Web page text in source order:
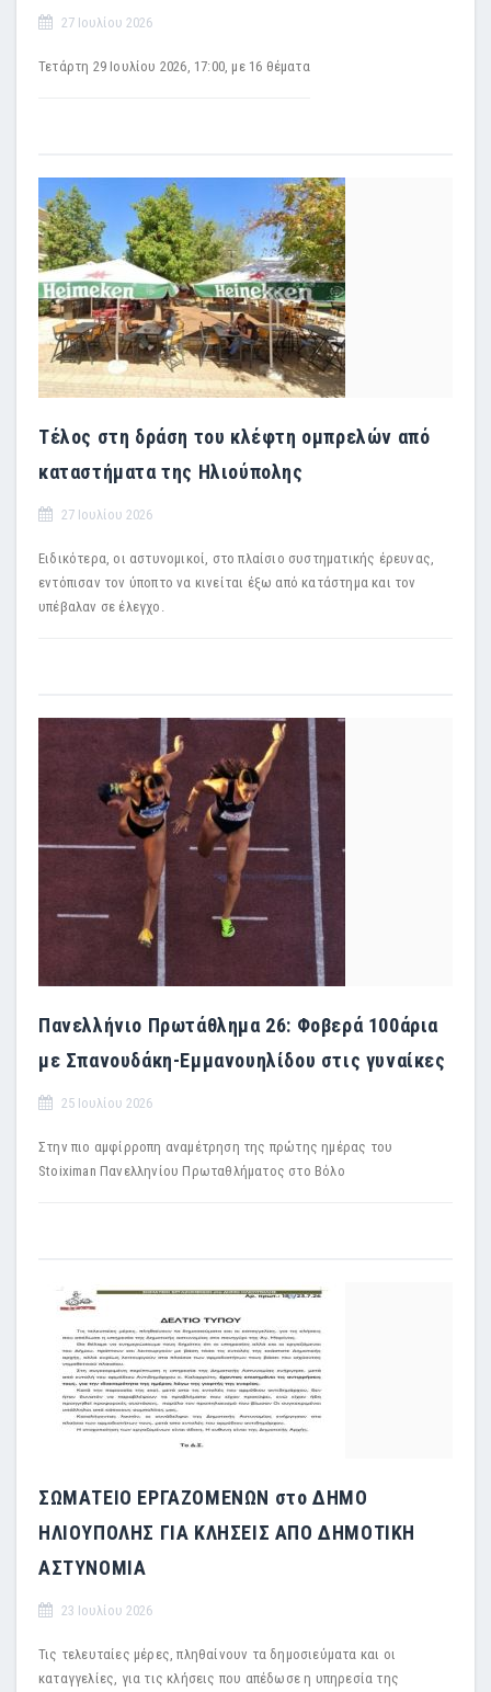
27 Ιουλίου 2026
Τετάρτη 29 Iουλίου 2026, 17:00, με 16 θέματα
Τέλος στη δράση του κλέφτη ομπρελών από
καταστήματα της Ηλιούπολης
27 Ιουλίου 2026
Ειδικότερα, οι αστυνομικοί, στο πλαίσιο συστηματικής έρευνας,
εντόπισαν τον ύποπτο να κινείται έξω από κατάστημα και τον
υπέβαλαν σε έλεγχο.
Πανελλήνιο Πρωτάθλημα 26: Φοβερά 100άρια
με Σπανουδάκη-Εμμανουηλίδου στις γυναίκες
25 Ιουλίου 2026
Στην πιο αμφίρροπη αναμέτρηση της πρώτης ημέρας του
Stoiximan Πανελληνίου Πρωταθλήματος στο Βόλο
ΣΩΜΑΤΕΙΟ ΕΡΓΑΖΟΜΕΝΩΝ στο ΔΗΜΟ
ΗΛΙΟΥΠΟΛΗΣ ΓΙΑ ΚΛΗΣΕΙΣ ΑΠΟ ΔΗΜΟΤΙΚΗ
ΑΣΤΥΝΟΜΙΑ
23 Ιουλίου 2026
Τις τελευταίες μέρες, πληθαίνουν τα δημοσιεύματα και οι
καταγγελίες, για τις κλήσεις που απέδωσε η υπηρεσία της